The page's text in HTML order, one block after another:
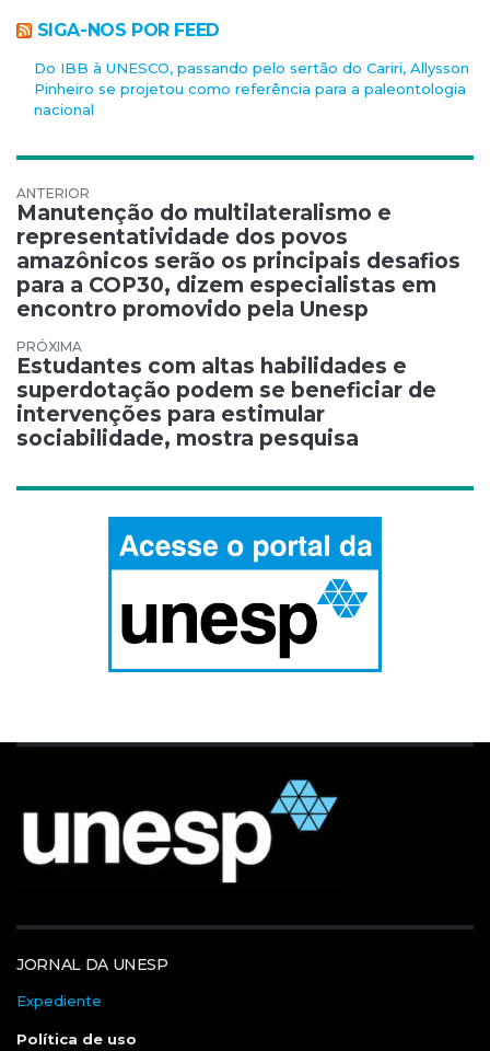
SIGA-NOS POR FEED
Do IBB à UNESCO, passando pelo sertão do Cariri, Allysson
Pinheiro se projetou como referência para a paleontologia
nacional
Navegação de Post
Manutenção do multilateralismo e
representatividade dos povos
amazônicos serão os principais desafios
para a COP30, dizem especialistas em
encontro promovido pela Unesp
Estudantes com altas habilidades e
superdotação podem se beneficiar de
intervenções para estimular
sociabilidade, mostra pesquisa
JORNAL DA UNESP
Expediente
Política de uso